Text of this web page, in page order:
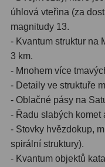
úhlová vteřina (za
magnitudy 13.
- Kvantum struktur na
3 km.
- Mnohem více
- Detaily ve struktuře
- Oblačné pásy na
- Řadu slabých komet
- Stovky hvězdokup,
spirální struktury).
- Kvantum objektů